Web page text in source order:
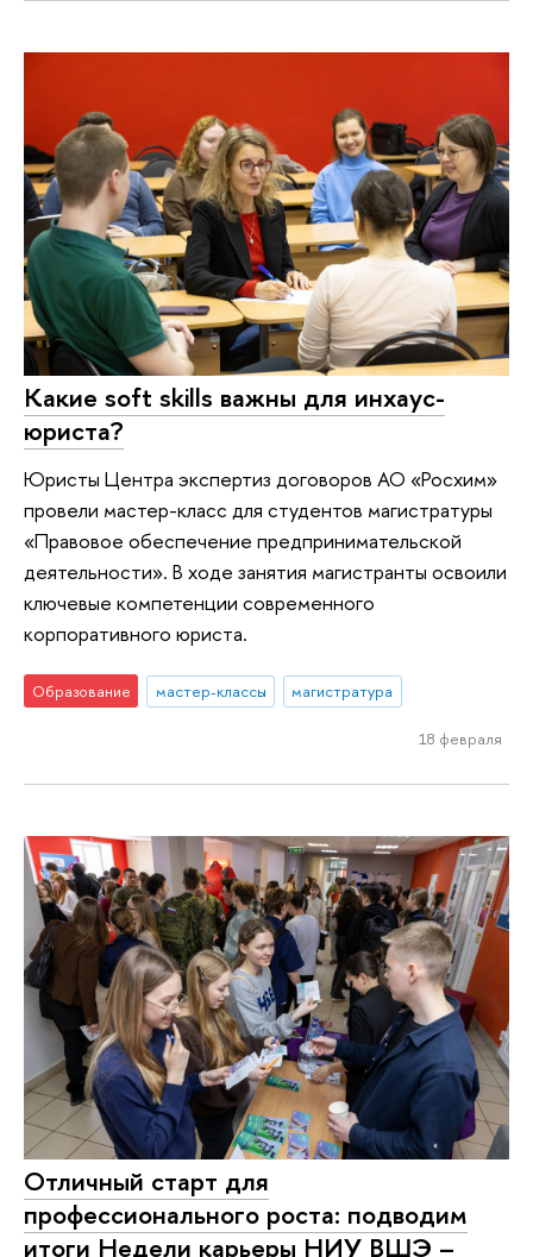
Какие soft skills важны для инхаус-
юриста?
Юристы Центра экспертиз договоров АО «Росхим»
провели мастер-класс для студентов магистратуры
«Правовое обеспечение предпринимательской
деятельности». В ходе занятия магистранты освоили
ключевые компетенции современного
корпоративного юриста.
Образование мастер-классы магистратура
18 февраля
Отличный старт для
профессионального роста: подводим
итоги Недели карьеры НИУ ВШЭ –